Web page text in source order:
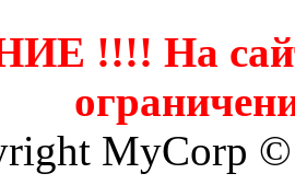
!!!! На
MyCorp